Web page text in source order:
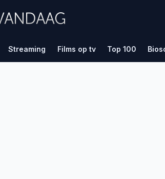
Streaming Films op tv Top 100